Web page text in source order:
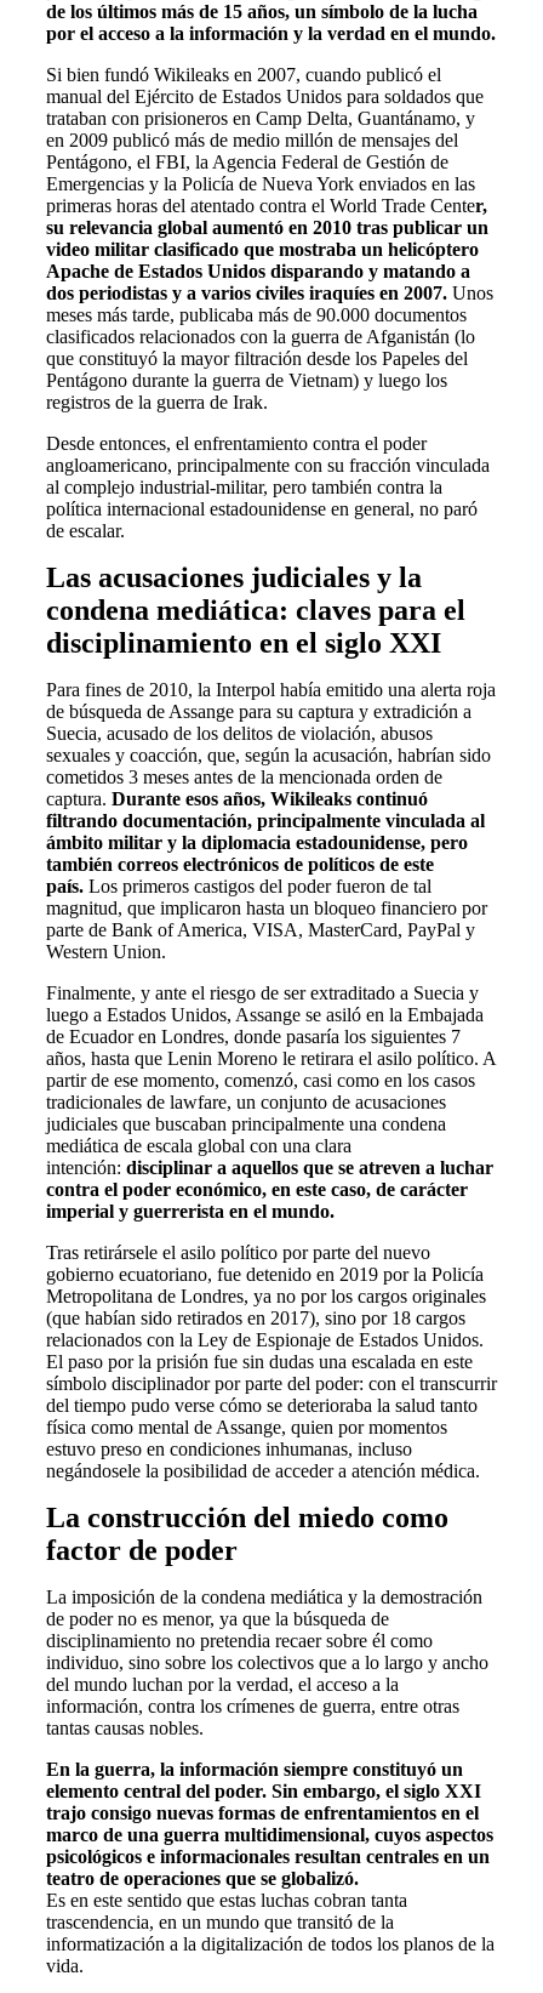
de los últimos más de 15 años, un símbolo de la lucha
por el acceso a la información y la verdad en el mundo.
Si bien fundó Wikileaks en 2007, cuando publicó el
manual del Ejército de Estados Unidos para soldados que
trataban con prisioneros en Camp Delta, Guantánamo, y
en 2009 publicó más de medio millón de mensajes del
Pentágono, el FBI, la Agencia Federal de Gestión de
Emergencias y la Policía de Nueva York enviados en las
primeras horas del atentado contra el World Trade Center,
su relevancia global aumentó en 2010 tras publicar un
video militar clasificado que mostraba un helicóptero
Apache de Estados Unidos disparando y matando a
dos periodistas y a varios civiles iraquíes en 2007. Unos
meses más tarde, publicaba más de 90.000 documentos
clasificados relacionados con la guerra de Afganistán (lo
que constituyó la mayor filtración desde los Papeles del
Pentágono durante la guerra de Vietnam) y luego los
registros de la guerra de Irak.
Desde entonces, el enfrentamiento contra el poder
angloamericano, principalmente con su fracción vinculada
al complejo industrial-militar, pero también contra la
política internacional estadounidense en general, no paró
de escalar.
Las acusaciones judiciales y la
condena mediática: claves para el
disciplinamiento en el siglo XXI
Para fines de 2010, la Interpol había emitido una alerta roja
de búsqueda de Assange para su captura y extradición a
Suecia, acusado de los delitos de violación, abusos
sexuales y coacción, que, según la acusación, habrían sido
cometidos 3 meses antes de la mencionada orden de
captura. Durante esos años, Wikileaks continuó
filtrando documentación, principalmente vinculada al
ámbito militar y la diplomacia estadounidense, pero
también correos electrónicos de políticos de este
país. Los primeros castigos del poder fueron de tal
magnitud, que implicaron hasta un bloqueo financiero por
parte de Bank of America, VISA, MasterCard, PayPal y
Western Union.
Finalmente, y ante el riesgo de ser extraditado a Suecia y
luego a Estados Unidos, Assange se asiló en la Embajada
de Ecuador en Londres, donde pasaría los siguientes 7
años, hasta que Lenin Moreno le retirara el asilo político. A
partir de ese momento, comenzó, casi como en los casos
tradicionales de lawfare, un conjunto de acusaciones
judiciales que buscaban principalmente una condena
mediática de escala global con una clara
intención: disciplinar a aquellos que se atreven a luchar
contra el poder económico, en este caso, de carácter
imperial y guerrerista en el mundo.
Tras retirársele el asilo político por parte del nuevo
gobierno ecuatoriano, fue detenido en 2019 por la Policía
Metropolitana de Londres, ya no por los cargos originales
(que habían sido retirados en 2017), sino por 18 cargos
relacionados con la Ley de Espionaje de Estados Unidos.
El paso por la prisión fue sin dudas una escalada en este
símbolo disciplinador por parte del poder: con el transcurrir
del tiempo pudo verse cómo se deterioraba la salud tanto
física como mental de Assange, quien por momentos
estuvo preso en condiciones inhumanas, incluso
negándosele la posibilidad de acceder a atención médica.
La construcción del miedo como
factor de poder
La imposición de la condena mediática y la demostración
de poder no es menor, ya que la búsqueda de
disciplinamiento no pretendia recaer sobre él como
individuo, sino sobre los colectivos que a lo largo y ancho
del mundo luchan por la verdad, el acceso a la
información, contra los crímenes de guerra, entre otras
tantas causas nobles.
En la guerra, la información siempre constituyó un
elemento central del poder. Sin embargo, el siglo XXI
trajo consigo nuevas formas de enfrentamientos en el
marco de una guerra multidimensional, cuyos aspectos
psicológicos e informacionales resultan centrales en un
teatro de operaciones que se globalizó.
Es en este sentido que estas luchas cobran tanta
trascendencia, en un mundo que transitó de la
informatización a la digitalización de todos los planos de la
vida.